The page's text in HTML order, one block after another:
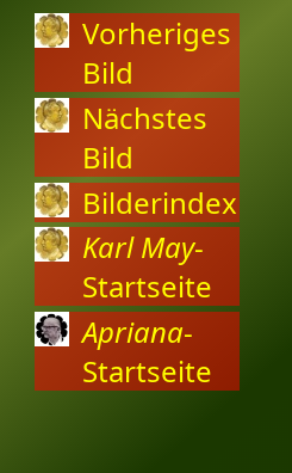
Vorheriges
Bild
Nächstes
Bild
Bilderindex
Karl May-
Startseite
Apriana-
Startseite